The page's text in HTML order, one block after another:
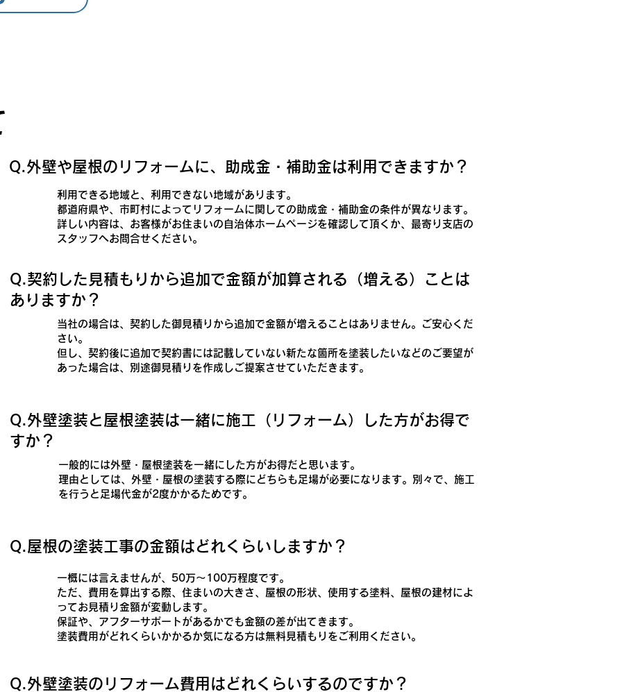
​Q.外壁や屋根のリフォームに、助成金・補助金は利用できますか？
利用できる地域と、利用できない地域があります。
都道府県や、市町村によってリフォームに関しての助成金・補助金の条件が異なります。
詳しい内容は、お客様がお住まいの自治体ホームページを確認して頂くか、最寄り支店の
スタッフへお問合せください。
​Q.契約した見積もりから追加で金額が加算される（増える）ことは
ありますか？
当社の場合は、契約した御見積りから追加で金額が増えることはありません。ご安心くだ
さい。
但し、契約後に追加で契約書には記載していない新たな箇所を塗装したいなどのご要望が
あった場合は、別途御見積りを作成しご提案させていただきます。
​Q.外壁塗装と屋根塗装は一緒に施工（リフォーム）した方がお得で
すか？
​一般的には外壁・屋根塗装を一緒にした方がお得だと思います。
理由としては、外壁・屋根の塗装する際にどちらも足場が必要になります。別々で、施工
を行うと足場代金が2度かかるためです。
​Q.屋根の塗装工事の金額はどれくらいしますか？
​一概には言えませんが、50万～100万程度です。
ただ、費用を算出する際、住まいの大きさ、屋根の形状、使用する塗料、屋根の建材によ
ってお見積り金額が変動します。
保証や、アフターサポートがあるかでも金額の差が出てきます。
塗装費用がどれくらいかかるか気になる方は無料見積もりをご利用ください。
​Q.外壁塗装のリフォーム費用はどれくらいするのですか？